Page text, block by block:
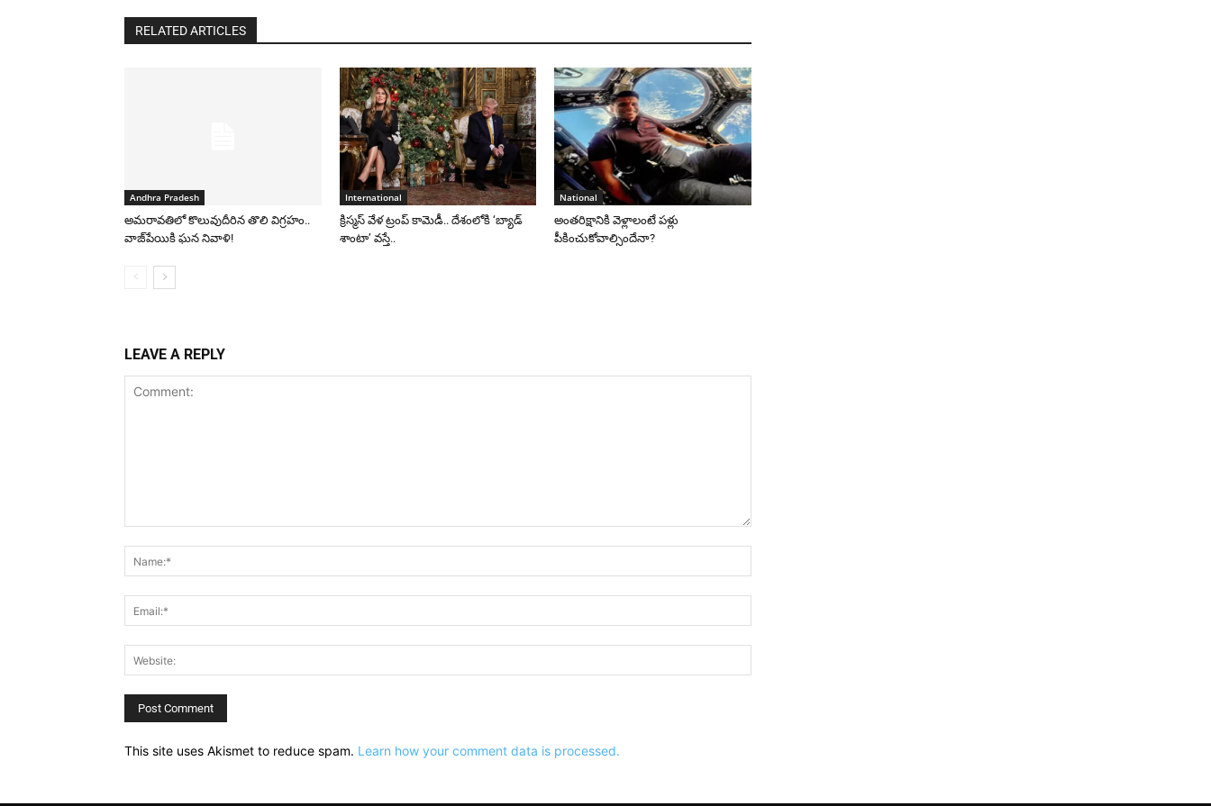
RELATED ARTICLES
Andhra Pradesh
అమరావతిలో కొలువుదీరిన తొలి విగ్రహం..
వాజ్‌పేయికి ఘన నివాళి!
International
క్రిస్మస్ వేళ ట్రంప్ కామెడీ.. దేశంలోకి ‘బ్యాడ్
శాంటా’ వస్తే..
National
అంతరిక్షానికి వెళ్లాలంటే పళ్లు
పీకించుకోవాల్సిందేనా?
LEAVE A REPLY
This site uses Akismet to reduce spam. Learn how your comment data is processed.